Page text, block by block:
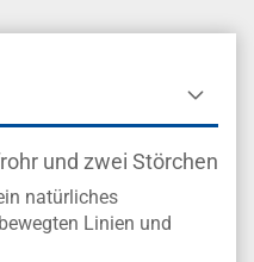
und zwei Störchen
natürliches
Linien und